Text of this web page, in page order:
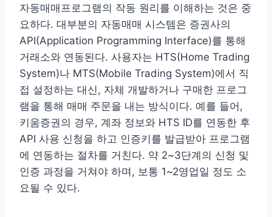
자동매매프로그램의 작동 원리를 이해하는 것은 중
요하다. 대부분의 자동매매 시스템은 증권사의
API(Application Programming Interface)를 통해
거래소와 연동된다. 사용자는 HTS(Home Trading
System)나 MTS(Mobile Trading System)에서 직
접 설정하는 대신, 자체 개발하거나 구매한 프로그
램을 통해 매매 주문을 내는 방식이다. 예를 들어,
키움증권의 경우, 계좌 정보와 HTS ID를 연동한 후
API 사용 신청을 하고 인증키를 발급받아 프로그램
에 연동하는 절차를 거친다. 약 2~3단계의 신청 및
인증 과정을 거쳐야 하며, 보통 1~2영업일 정도 소
요될 수 있다.